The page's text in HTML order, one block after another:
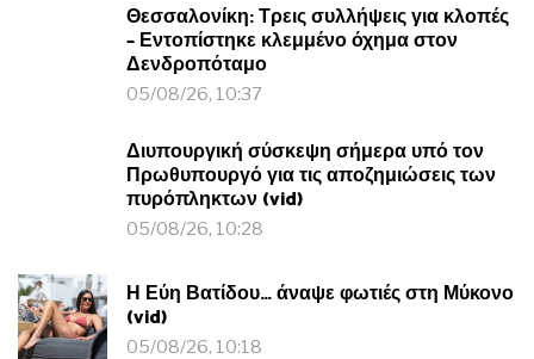
Θεσσαλονίκη: Τρεις συλλήψεις για κλοπές
– Εντοπίστηκε κλεμμένο όχημα στον
Δενδροπόταμο
05/08/26, 10:37
Διυπουργική σύσκεψη σήμερα υπό τον
Πρωθυπουργό για τις αποζημιώσεις των
πυρόπληκτων (vid)
05/08/26, 10:28
Η Εύη Βατίδου… άναψε φωτιές στη Μύκονο
(vid)
05/08/26, 10:18